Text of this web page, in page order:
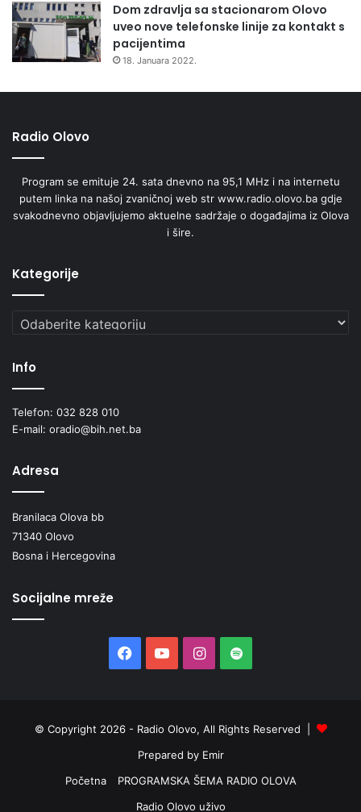
Dom zdravlja sa stacionarom Olovo
uveo nove telefonske linije za kontakt s
pacijentima
18. Januara 2022.
Radio Olovo
Program se emituje 24. sata dnevno na 95,1 MHz i na internetu
putem linka na našoj zvaničnoj web str www.radio.olovo.ba gdje
svakodnevno objavljujemo aktuelne sadržaje o događajima iz Olova
i šire.
Kategorije
Kategorije
Info
Telefon: 032 828 010
E-mail: oradio@bih.net.ba
Adresa
Branilaca Olova bb
71340 Olovo
Bosna i Hercegovina
Socijalne mreže
Facebook
YouTubeInstagram
Spotify
© Copyright 2026 - Radio Olovo, All Rights Reserved |
Prepared by Emir
Početna
PROGRAMSKA ŠEMA RADIO OLOVA
Radio Olovo uživo